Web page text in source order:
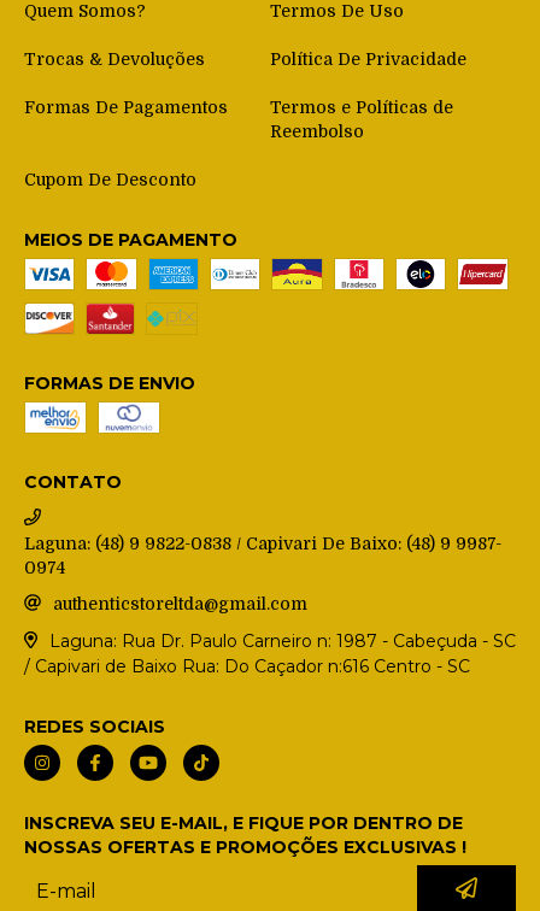
Quem Somos? Termos De Uso
Trocas & Devoluções Política De Privacidade
Formas De Pagamentos
Termos e Políticas de
Reembolso
Cupom De Desconto
MEIOS DE PAGAMENTO
FORMAS DE ENVIO
CONTATO
Laguna: (48) 9 9822-0838 / Capivari De Baixo: (48) 9 9987-
0974
authenticstoreltda@gmail.com
Laguna: Rua Dr. Paulo Carneiro n: 1987 - Cabeçuda - SC
/ Capivari de Baixo Rua: Do Caçador n:616 Centro - SC
REDES SOCIAIS
INSCREVA SEU E-MAIL, E FIQUE POR DENTRO DE
NOSSAS OFERTAS E PROMOÇÕES EXCLUSIVAS !